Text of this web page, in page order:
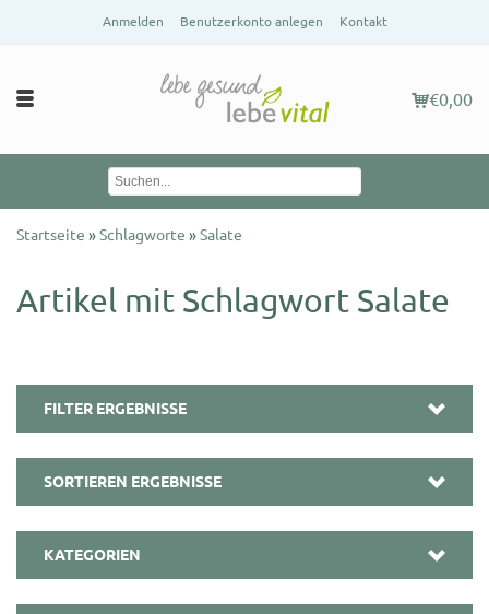
Anmelden Benutzerkonto anlegen Kontakt
€0,00
Startseite »Schlagworte »Salate
Artikel mit Schlagwort Salate
FILTER ERGEBNISSE
SORTIEREN ERGEBNISSE
KATEGORIEN